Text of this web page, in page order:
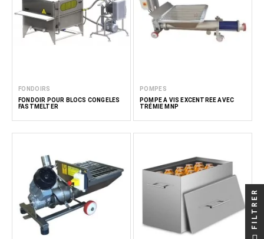
FONDOIRS
FONDOIR POUR BLOCS CONGELÉS
FASTMELTER
POMPES
POMPE À VIS EXCENTRÉE AVEC
TRÉMIE MNP
FILTRER